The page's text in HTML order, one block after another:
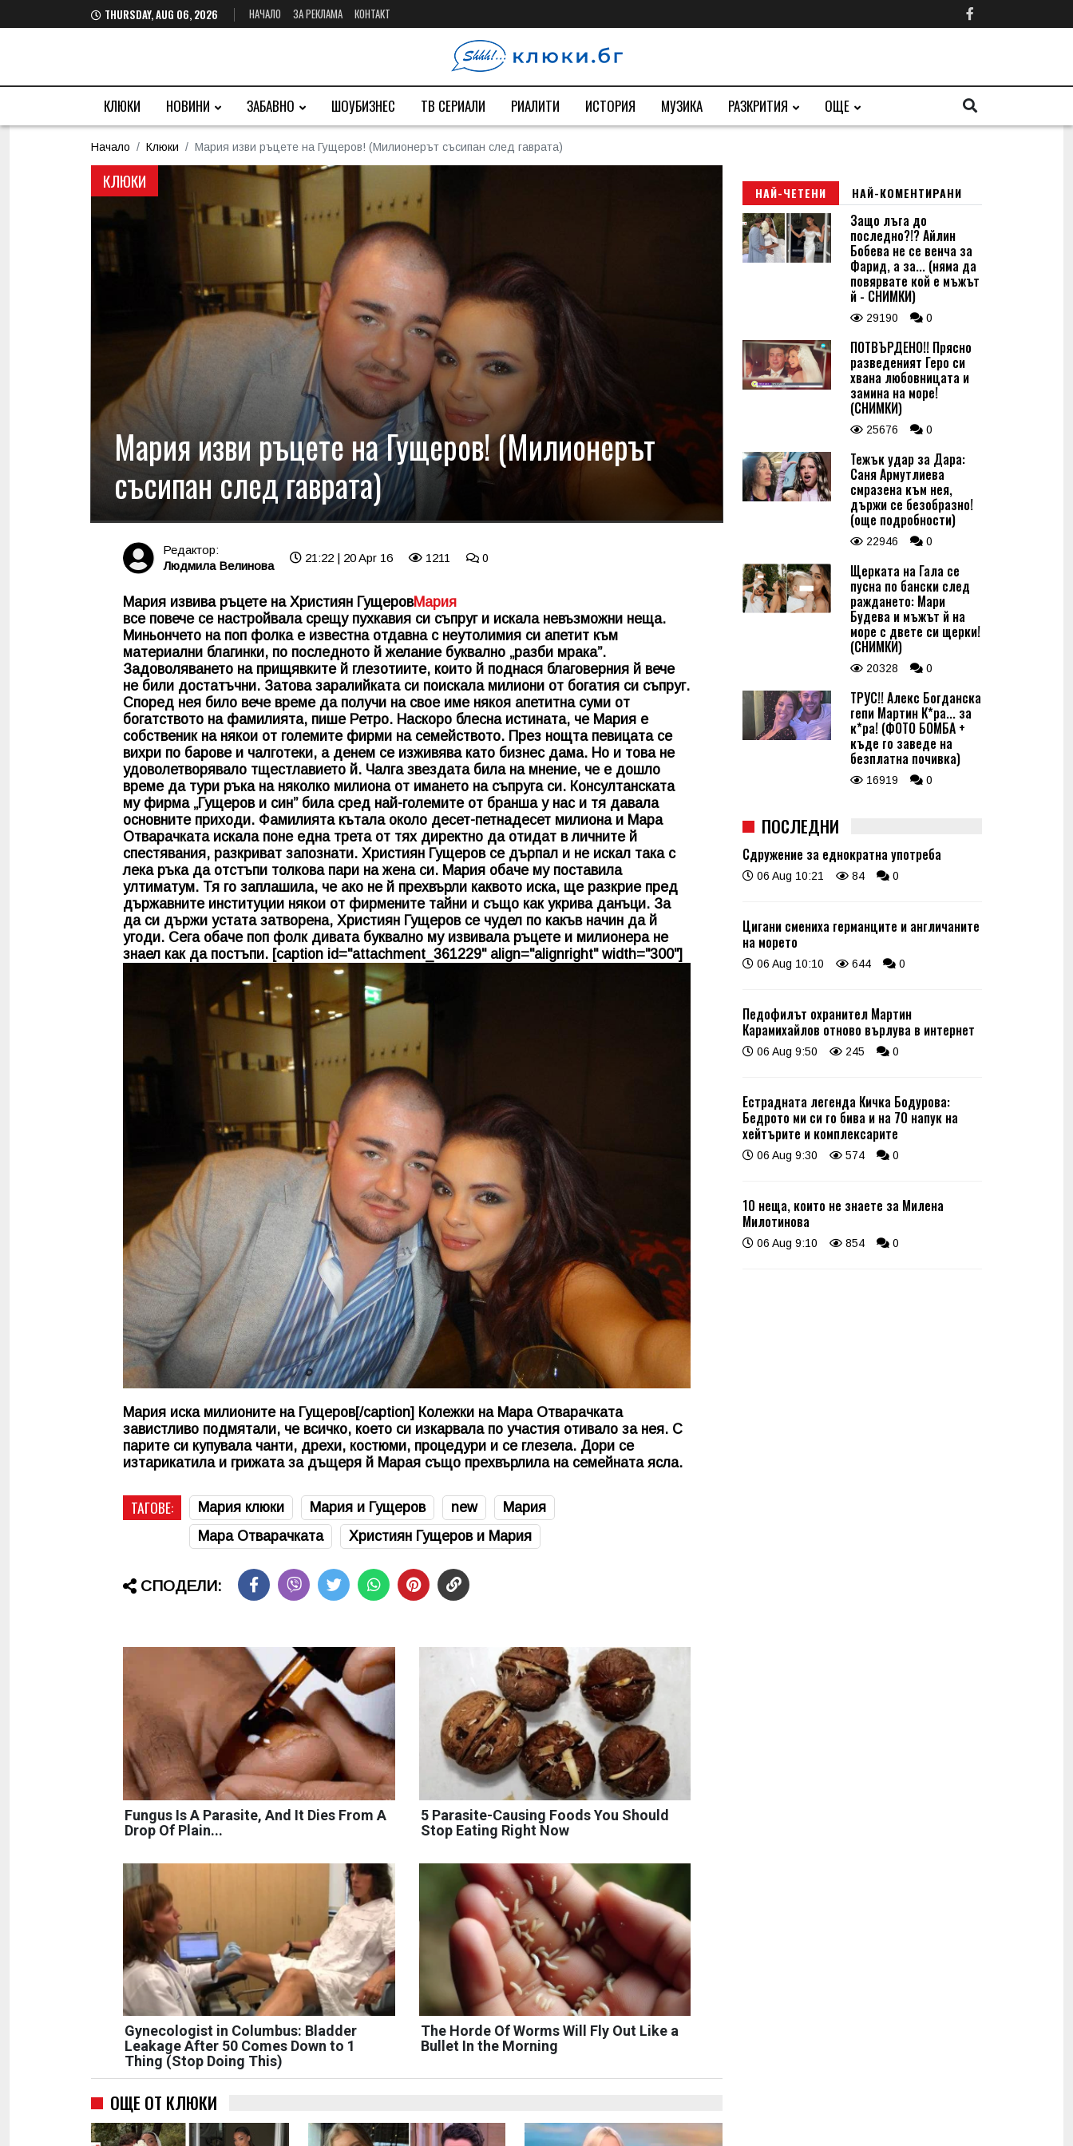
THURSDAY, AUG 06, 2026 НАЧАЛО ЗА РЕКЛАМА КОНТАКТ
КЛЮКИ НОВИНИ ЗАБАВНО ШОУБИЗНЕС ТВ СЕРИАЛИ РИАЛИТИ ИСТОРИЯ МУЗИКА РАЗКРИТИЯ ОЩЕ
Начало Клюки Мария изви ръцете на Гущеров! (Милионерът съсипан след гаврата)
КЛЮКИ
Мария изви ръцете на Гущеров! (Милионерът
съсипан след гаврата)
Редактор:
Людмила Велинова
21:22 | 20 Apr 16 1211 0
Мария извива ръцете на Християн ГущеровМария
все повече се настройвала срещу пухкавия си съпруг и искала невъзможни неща.
Миньончето на поп фолка е известна отдавна с неутолимия си апетит към
материални благинки, по последното й желание буквално „разби мрака”.
Задоволяването на прищявките й глезотиите, които й поднася благоверния й вече
не били достатъчни. Затова заралийката си поискала милиони от богатия си съпруг.
Според нея било вече време да получи на свое име някоя апетитна суми от
богатството на фамилията, пише Ретро. Наскоро блесна истината, че Мария е
собственик на някои от големите фирми на семейството. През нощта певицата се
вихри по барове и чалготеки, а денем се изживява като бизнес дама. Но и това не
удоволетворявало тщестлавието й. Чалга звездата била на мнение, че е дошло
време да тури ръка на няколко милиона от имането на съпруга си. Консултанската
му фирма „Гущеров и син” била сред най-големите от бранша у нас и тя давала
основните приходи. Фамилията кътала около десет-петнадесет милиона и Мара
Отварачката искала поне една трета от тях директно да отидат в личните й
спестявания, разкриват запознати. Християн Гущеров се дърпал и не искал така с
лека ръка да отстъпи толкова пари на жена си. Мария обаче му поставила
ултиматум. Тя го заплашила, че ако не й прехвърли каквото иска, ще разкрие пред
държавните институции някои от фирмените тайни и също как укрива данъци. За
да си държи устата затворена, Християн Гущеров се чудел по какъв начин да й
угоди. Сега обаче поп фолк дивата буквално му извивала ръцете и милионера не
знаел как да постъпи. [caption id="attachment_361229" align="alignright" width="300"]
Мария иска милионите на Гущеров[/caption] Колежки на Мара Отварачката
завистливо подмятали, че всичко, което си изкарвала по участия отивало за нея. С
парите си купувала чанти, дрехи, костюми, процедури и се глезела. Дори се
изтарикатила и грижата за дъщеря й Марая също прехвърлила на семейната ясла.
ТАГОВЕ: Мария клюки Мария и Гущеров new
Мария
Мара Отварачката
Християн Гущеров и Мария
СПОДЕЛИ:
Fungus Is A Parasite, And It Dies From A
Drop Of Plain...
5 Parasite-Causing Foods You Should
Stop Eating Right Now
Gynecologist in Columbus: Bladder
Leakage After 50 Comes Down to 1
Thing (Stop Doing This)
The Horde Of Worms Will Fly Out Like a
Bullet In the Morning
ОЩЕ ОТ КЛЮКИ
НАЙ-ЧЕТЕНИ НАЙ-КОМЕНТИРАНИ
Защо лъга до
последно?!? Айлин
Бобева не се венча за
Фарид, а за... (няма да
повярвате кой е мъжът
й - СНИМКИ)
29190 0
ПОТВЪРДЕНО!! Прясно
разведеният Геро си
хвана любовницата и
замина на море!
(СНИМКИ)
25676 0
Тежък удар за Дара:
Саня Армутлиева
смразена към нея,
държи се безобразно!
(още подробности)
22946 0
Щерката на Гала се
пусна по бански след
раждането: Мари
Будева и мъжът й на
море с двете си щерки!
(СНИМКИ)
20328 0
ТРУС!! Алекс Богданска
гепи Мартин К*ра... за
к*ра! (ФОТО БОМБА +
къде го заведе на
безплатна почивка)
16919 0
ПОСЛЕДНИ
Сдружение за еднократна употреба
06 Aug 10:21 84 0
Цигани смениха германците и англичаните
на морето
06 Aug 10:10 644 0
Педофилът охранител Мартин
Карамихайлов отново върлува в интернет
06 Aug 9:50 245 0
Естрадната легенда Кичка Бодурова:
Бедрото ми си го бива и на 70 напук на
хейтърите и комплексарите
06 Aug 9:30 574 0
10 неща, които не знаете за Милена
Милотинова
06 Aug 9:10 854 0